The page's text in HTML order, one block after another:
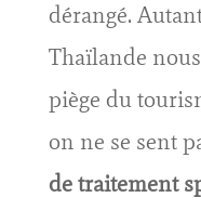
dérangé.
Thaïlande
piège du
on ne se sent
de traitement